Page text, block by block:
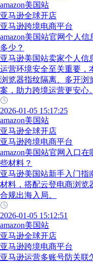
amazon美国站
亚马逊全球开店
亚马逊跨境电商平台
amazon美国站官网个人
多少？
亚马逊美国站卖家个人信
运营环境安全至关重要，
浏览器指纹隔离、多开浏
案，助力跨境运营更安心。
2026-01-05 15:17:25
amazon美国站
亚马逊全球开店
亚马逊跨境电商平台
amazon美国站官网入口
些材料？
亚马逊美国站新手入门指
材料，搭配云登电商浏览
合规出海入局。
2026-01-05 15:12:51
amazon美国站
亚马逊全球开店
亚马逊跨境电商平台
亚马逊运营多账号防关联